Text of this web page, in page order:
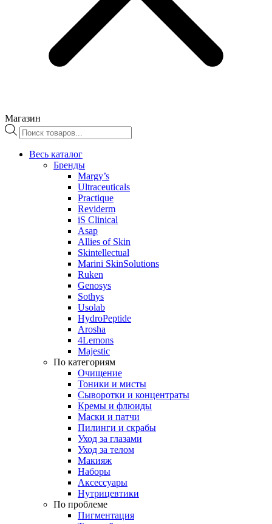
Магазин
Поиск
товаров
Весь каталог
Бренды
Margy’s
Ultraceuticals
Practique
Reviderm
iS Clinical
Asap
Allies of Skin
Skintellectual
Marini SkinSolutions
Ruken
Genosys
Sothys
Usolab
HydroPeptide
Arosha
4Lemons
Majestic
По категориям
Очищение
Тоники и мисты
Сыворотки и концентраты
Кремы и флюиды
Маски и патчи
Пилинги и скрабы
Уход за глазами
Уход за телом
Макияж
Наборы
Аксессуары
Нутрицевтики
По проблеме
Пигментация